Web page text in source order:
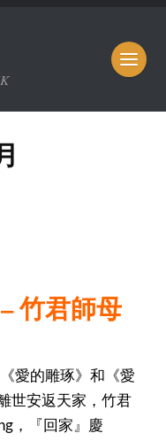
竹君師母
愛的雕琢》和《愛
世安返天家，竹君
，『回家』慶